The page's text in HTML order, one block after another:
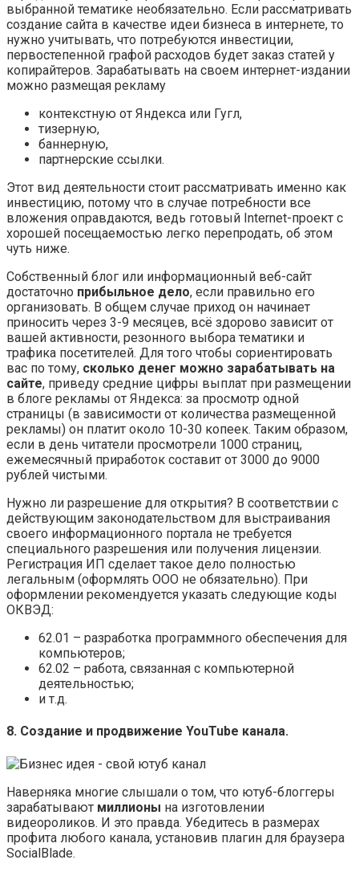
выбранной тематике необязательно. Если рассматривать
создание сайта в качестве идеи бизнеса в интернете, то
нужно учитывать, что потребуются инвестиции,
первостепенной графой расходов будет заказ статей у
копирайтеров. Зарабатывать на своем интернет-издании
можно размещая рекламу
контекстную от Яндекса или Гугл,
тизерную,
баннерную,
партнерские ссылки.
Этот вид деятельности стоит рассматривать именно как
инвестицию, потому что в случае потребности все
вложения оправдаются, ведь готовый Internet-проект с
хорошей посещаемостью легко перепродать, об этом
чуть ниже.
Собственный блог или информационный веб-сайт
достаточно прибыльное дело, если правильно его
организовать. В общем случае приход он начинает
приносить через 3-9 месяцев, всё здорово зависит от
вашей активности, резонного выбора тематики и
трафика посетителей. Для того чтобы сориентировать
вас по тому, сколько денег можно зарабатывать на
сайте, приведу средние цифры выплат при размещении
в блоге рекламы от Яндекса: за просмотр одной
страницы (в зависимости от количества размещенной
рекламы) он платит около 10-30 копеек. Таким образом,
если в день читатели просмотрели 1000 страниц,
ежемесячный приработок составит от 3000 до 9000
рублей чистыми.
Нужно ли разрешение для открытия? В соответствии с
действующим законодательством для выстраивания
своего информационного портала не требуется
специального разрешения или получения лицензии.
Регистрация ИП сделает такое дело полностью
легальным (оформлять ООО не обязательно). При
оформлении рекомендуется указать следующие коды
ОКВЭД:
62.01 – разработка программного обеспечения для
компьютеров;
62.02 – работа, связанная с компьютерной
деятельностью;
и т.д.
8. Создание и продвижение YouTube канала.
Наверняка многие слышали о том, что ютуб-блоггеры
зарабатывают миллионы на изготовлении
видеороликов. И это правда. Убедитесь в размерах
профита любого канала, установив плагин для браузера
SocialBlade.